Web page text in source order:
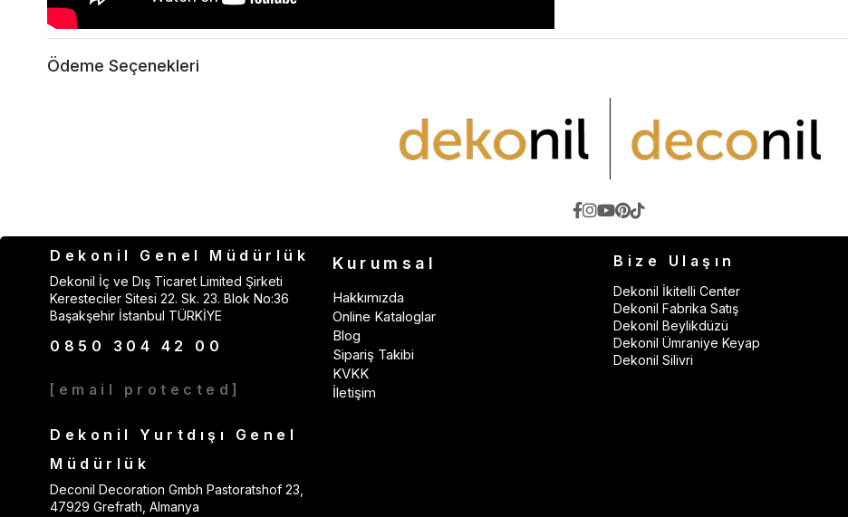
Ödeme Seçenekleri
Dekonil Genel Müdürlük
Dekonil İç ve Dış Ticaret Limited Şirketi
Keresteciler Sitesi 22. Sk. 23. Blok No:36
Başakşehir İstanbul TÜRKİYE
0850 304 42 00
[email protected]
Dekonil Yurtdışı Genel
Müdürlük
Deconil Decoration Gmbh Pastoratshof 23,
47929 Grefrath, Almanya
Kurumsal
Hakkımızda
Online Kataloglar
Blog
Sipariş Takibi
KVKK
İletişim
Bize Ulaşın
Dekonil İkitelli Center
Dekonil Fabrika Satış
Dekonil Beylikdüzü
Dekonil Ümraniye Keyap
Dekonil Silivri